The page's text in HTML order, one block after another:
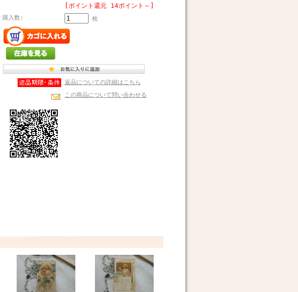
[ポイント還元 14ポイント～]
購入数: 枚
返品についての詳細はこちら
この商品について問い合わせる